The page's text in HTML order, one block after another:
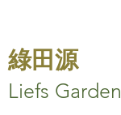
綠田源
Liefs Garden